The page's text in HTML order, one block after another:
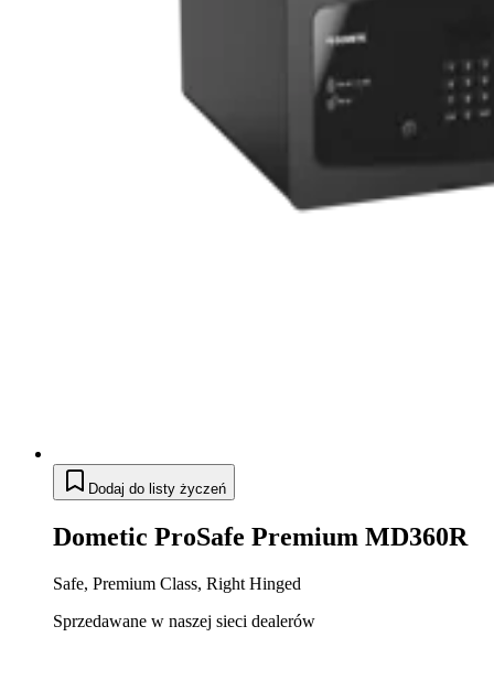
Dodaj do listy życzeń
Dometic ProSafe Premium MD360R
Safe, Premium Class, Right Hinged
Sprzedawane w naszej sieci dealerów